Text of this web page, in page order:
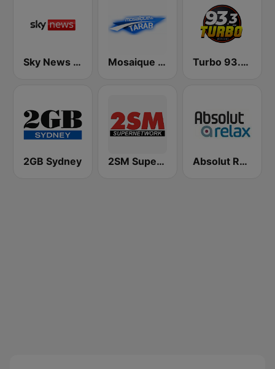
Sky News Radio Mosaique FM Tarab (موزاييك إف إم) Turbo 93.3 FM
2GB Sydney 2SM Super Radio Absolut Relax